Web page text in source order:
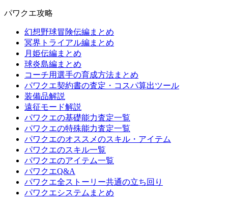
パワクエ攻略
幻想野球冒険伝編まとめ
冥界トライアル編まとめ
月姫伝編まとめ
球炎島編まとめ
コーチ用選手の育成方法まとめ
パワクエ契約書の査定・コスパ算出ツール
装備品解説
遠征モード解説
パワクエの基礎能力査定一覧
パワクエの特殊能力査定一覧
パワクエのオススメのスキル・アイテム
パワクエのスキル一覧
パワクエのアイテム一覧
パワクエQ&A
パワクエ全ストーリー共通の立ち回り
パワクエシステムまとめ